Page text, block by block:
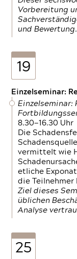
Vorbereitung
und Bewertung.
19
Einzelseminar:
Einzelseminar:
8.30—16.30 Uhr
Die
vermittelt wie
etliche
die Teilnehmer
Ziel dieses
üblichen
Analyse
25